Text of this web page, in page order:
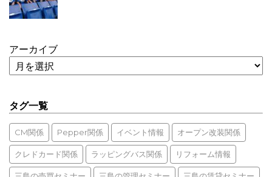
アーカイブ
タグ一覧
CM関係 Pepper関係 イベント情報 オープン改装関係
クレドカード関係 ラッピングバス関係 リフォーム情報